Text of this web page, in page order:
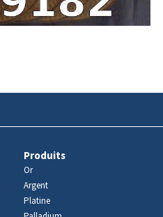
Produits
Or
Argent
Platine